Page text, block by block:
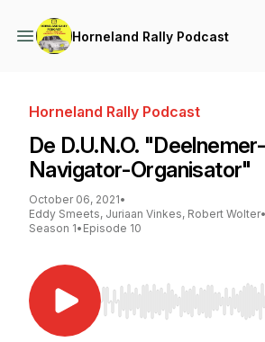
Horneland Rally Podcast
Horneland Rally Podcast
De D.U.N.O.
Navigator-Organisator"
October 06, 2021•
Eddy Smeets, Juriaan Vinkes, Robert Wolter•
Season 1• Episode 10
Use Left/Right to seek,